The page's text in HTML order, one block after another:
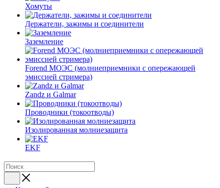
Хомуты
Держатели, зажимы и соединители
Заземление
Forend МОЭС (молниеприемники с опережающей
эмиссией стримера)
Zandz и Galmar
Проводники (токоотводы)
Изолированная молниезащита
EKF